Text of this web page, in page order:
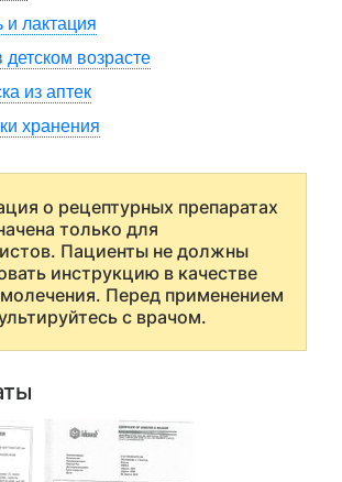
и лактация
возрасте
из аптек
хранения
о рецептурных препаратах
только для
Пациенты не должны
инструкцию в качестве
Перед применением
с врачом.